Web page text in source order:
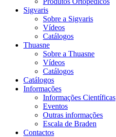
Sigvaris
Sobre a Sigvaris
Vídeos
Catálogos
Thuasne
Sobre a Thuasne
Vídeos
Catálogos
Catálogos
Informações
Informações Científicas
Eventos
Outras informações
Escala de Braden
Contactos